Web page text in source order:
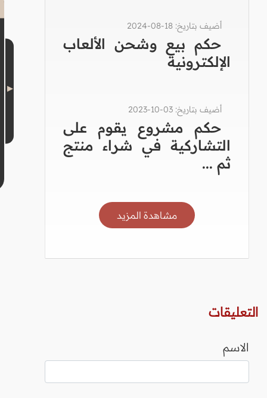
أضيف بتاريخ: 18-08-2024
حكم بيع وشحن الألعاب
الإلكترونية
أضيف بتاريخ: 03-10-2023
حكم مشروع يقوم على
التشاركية في شراء منتج
ثم ...
مشاهدة المزيد
التعليقات
الاسم